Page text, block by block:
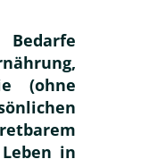
(ohne
in